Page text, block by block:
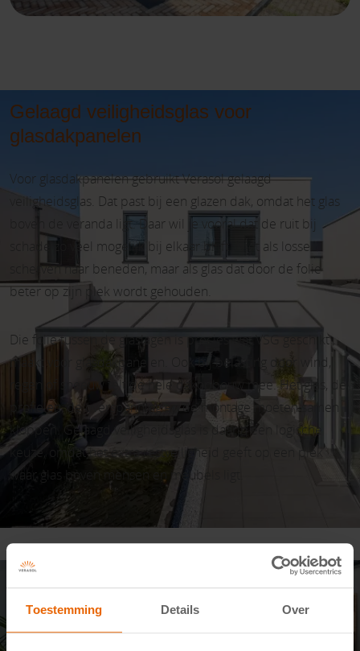
Toestemming Details Over
Gelaagd veiligheidsglas voor
glasdakpanelen
Voor glasdakpanelen gebruikt Verasol gelaagd
veiligheidsglas. Dat past bij een glazen dak, omdat het glas
boven de veranda ligt. Daar wil je vooral dat de ruit bij
schade zo veel mogelijk bij elkaar blijft. Niet als losse
scherven naar beneden, maar als glas dat door de folie
beter op zijn plek wordt gehouden.
Die folie tussen de glaslagen is precies wat VSG geschikt
maakt voor glasdakpanelen. Ook bij belasting door wind,
regen of sneeuw telt de hele dakopbouw mee. Het glas, de
profielen, de overspanning en de montage moeten samen
kloppen. Gelaagd veiligheidsglas is daarin een logische
keuze, omdat het extra restveiligheid geeft op een plek
waar glas boven mensen en meubels ligt.
glasschuifwanden